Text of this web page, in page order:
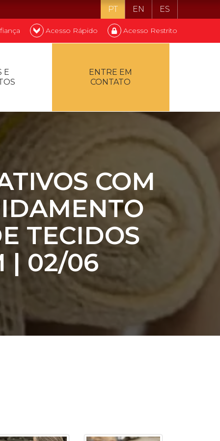
PT EN ES
Acesso Rápido Acesso Restrito
E
ENTRE EM
CONTATO
COM
TECIDOS
| 02/06